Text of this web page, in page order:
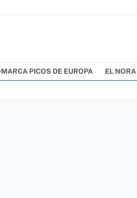
PICOS DE EUROPA EL NORA